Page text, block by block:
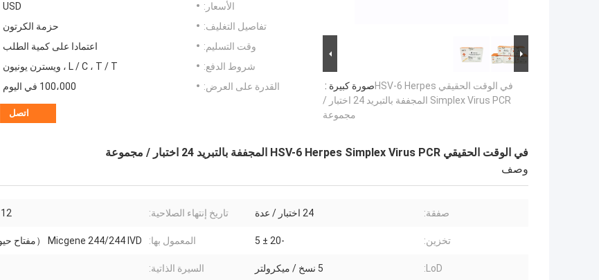
صورة كبيرة :في الوقت الحقيقي HSV-6 Herpes
Simplex Virus PCR المجففة بالتبريد 24 اختبار /
مجموعة
الأسعار:
USD
تفاصيل التغليف:
حزمة الكرتون
وقت التسليم:
اعتمادا على كمية الطلب
شروط الدفع:
L / C ، T / T ، ويسترن يونيون
القدرة على العرض:
100،000 في اليوم
اتصل
في الوقت الحقيقي HSV-6 Herpes Simplex Virus PCR المجففة بالتبريد 24 اختبار / مجموعة
وصف
صفقة: 24 اختبار / عدة تاريخ إنتهاء الصلاحية: 12 شهر
تخزين: -20 ± 5 المعمول بها: Micgene 244/244 IVD （مفتاح حيوي）
LoD: 5 نسخ / ميكرولتر السيرة الذاتية: